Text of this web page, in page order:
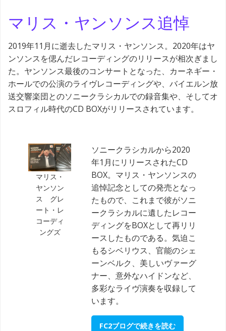
マリス・ヤンソンス追悼
2019年11月に逝去したマリス・ヤンソンス。2020年はヤ
ンソンスを偲んだレコーディングのリリースが相次ぎまし
た。ヤンソンス最後のコンサートとなった、カーネギー・
ホールでの公演のライヴレコーディングや、バイエルン放
送交響楽団とのソニークラシカルでの録音集や、そしてオ
スロフィル時代のCD BOXがリリースされています。
マリス・
ヤンソン
ス グレ
ート・レ
コーディ
ングズ
ソニークラシカルから2020
年1月にリリースされたCD
BOX。マリス・ヤンソンスの
追悼記念としての発売となっ
たもので、これまで彼がソニ
ークラシカルに遺したレコー
ディングをBOXとして再リリ
ースしたものである。気迫こ
もるシベリウス、官能のシェ
ーンベルク、美しいヴァーグ
ナー、意外なハイドンなど、
多彩なライヴ演奏を収録して
います。
FC2ブログで続きを読む